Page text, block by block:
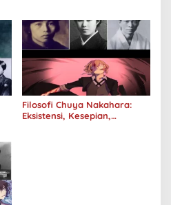
Filosofi Chuya Nakahara:
Eksistensi, Kesepian,